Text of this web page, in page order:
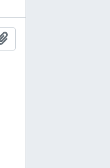
Add to clipboard